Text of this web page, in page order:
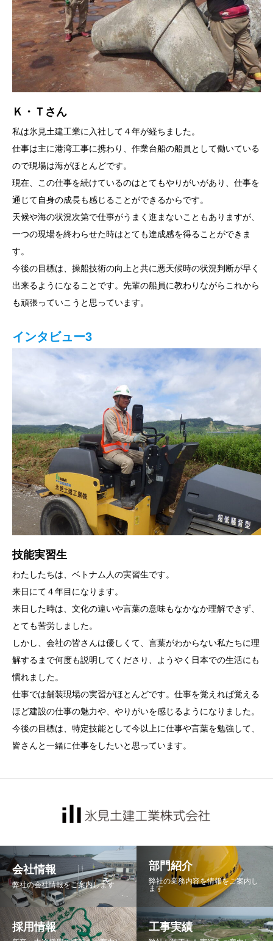
Ｋ・Ｔさん
私は氷見土建工業に入社して４年が経ちました。
仕事は主に港湾工事に携わり、作業台船の船員として働いている
ので現場は海がほとんどです。
現在、この仕事を続けているのはとてもやりがいがあり、仕事を
通じて自身の成長も感じることができるからです。
天候や海の状況次第で仕事がうまく進まないこともありますが、
一つの現場を終わらせた時はとても達成感を得ることができま
す。
今後の目標は、操船技術の向上と共に悪天候時の状況判断が早く
出来るようになることです。先輩の船員に教わりながらこれから
も頑張っていこうと思っています。
インタビュー3
技能実習生
わたしたちは、ベトナム人の実習生です。
来日にて４年目になります。
来日した時は、文化の違いや言葉の意味もなかなか理解できず、
とても苦労しました。
しかし、会社の皆さんは優しくて、言葉がわからない私たちに理
解するまで何度も説明してくださり、ようやく日本での生活にも
慣れました。
仕事では舗装現場の実習がほとんどです。仕事を覚えれば覚える
ほど建設の仕事の魅力や、やりがいを感じるようになりました。
今後の目標は、特定技能として今以上に仕事や言葉を勉強して、
皆さんと一緒に仕事をしたいと思っています。
会社情報
弊社の会社情報をご案内します
部門紹介
弊社の業務内容を情報をご案内し
ます
採用情報 工事実績